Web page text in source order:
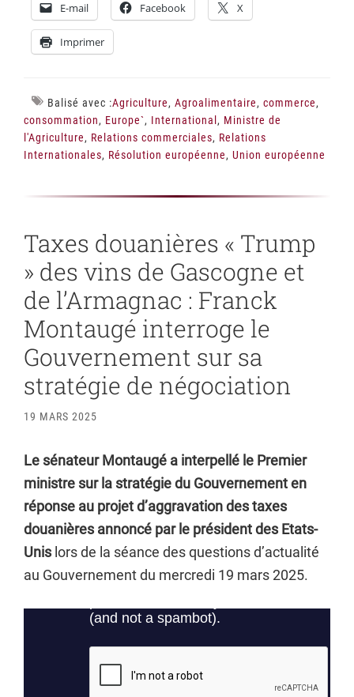
E-mail Facebook X
Imprimer
Balisé avec :Agriculture, Agroalimentaire, commerce,
consommation, Europe`, International , Ministre de
l'Agriculture, Relations commerciales, Relations
Internationales, Résolution européenne, Union européenne
Taxes douanières « Trump
» des vins de Gascogne et
de l’Armagnac : Franck
Montaugé interroge le
Gouvernement sur sa
stratégie de négociation
19 MARS 2025
Le sénateur Montaugé a interpellé le Premier
ministre sur la stratégie du Gouvernement en
réponse au projet d’aggravation des taxes
douanières annoncé par le président des Etats-
Unis lors de la séance des questions d’actualité
au Gouvernement du mercredi 19 mars 2025.